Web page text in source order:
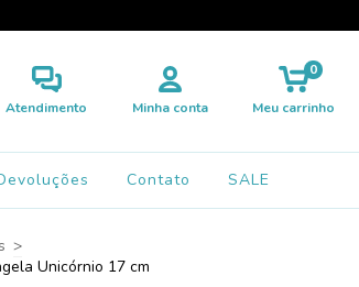
Atendimento Minha conta Meu carrinho
0
Contato SALE
>
Unicórnio 17 cm